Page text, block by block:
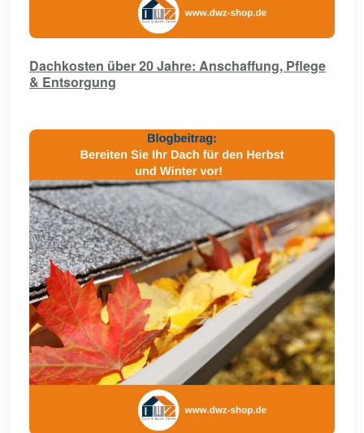
Dachkosten über 20 Jahre: Anschaffung, Pflege
& Entsorgung